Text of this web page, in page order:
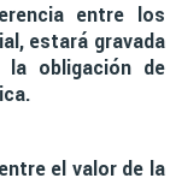
entre los
estará gravada
obligación de
el valor de la